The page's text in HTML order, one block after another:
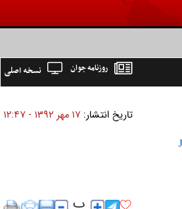
نسخه اصلی روزنامه جوان
تاریخ انتشار: ۱۷ مهر ۱۳۹۲ - ۱۲:۴۷